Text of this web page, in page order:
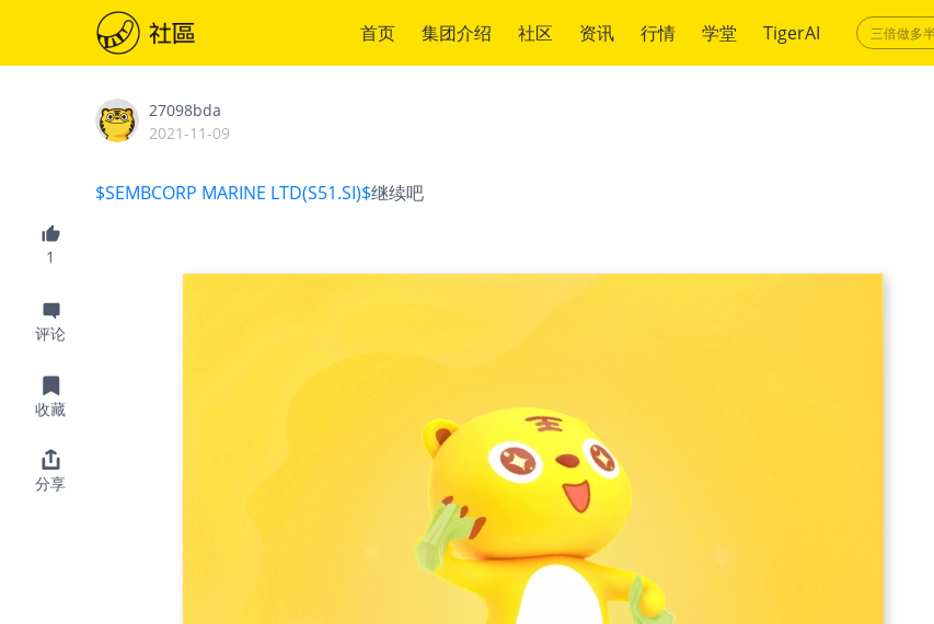
首页 集团介绍 社区 资讯 行情 学堂 TigerAI
1
评论
收藏
分享
27098bda
2021-11-09
$SEMBCORP MARINE LTD(S51.SI)$继续吧